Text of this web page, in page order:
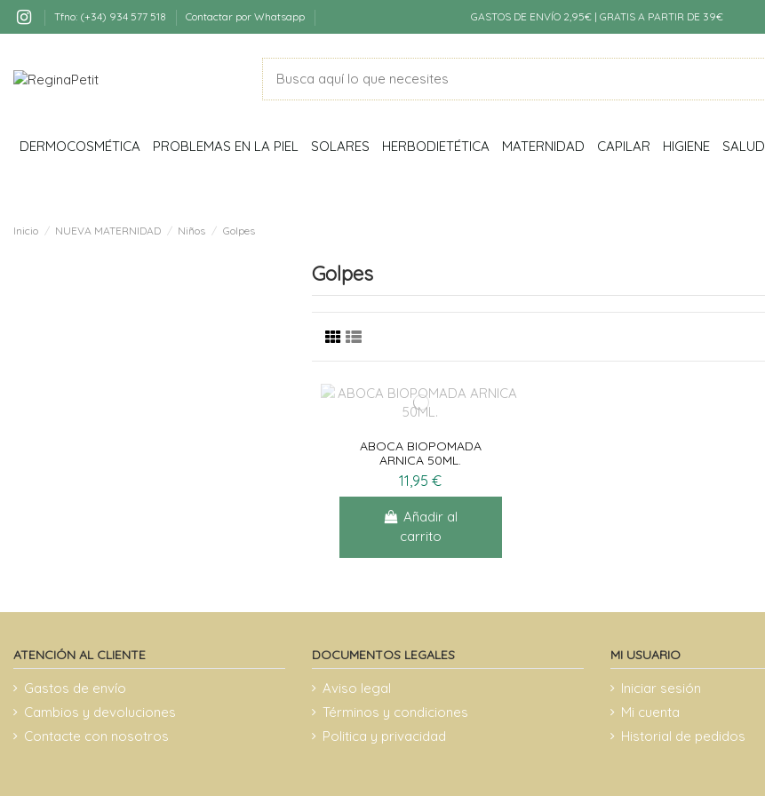
Tfno: (+34) 934 577 518 Contactar por Whatsapp GASTOS DE ENVÍO 2,95€ | GRATIS A PARTIR DE 39€
DERMOCOSMÉTICA PROBLEMAS EN LA PIEL SOLARES HERBODIETÉTICA MATERNIDAD CAPILAR HIGIENE SALUD
Inicio NUEVA MATERNIDAD Niños Golpes
Golpes
ABOCA BIOPOMADA
ARNICA 50ML.
11,95 €
Añadir al
carrito
ATENCIÓN AL CLIENTE
Gastos de envío
Cambios y devoluciones
Contacte con nosotros
DOCUMENTOS LEGALES
Aviso legal
Términos y condiciones
Politica y privacidad
MI USUARIO
Iniciar sesión
Mi cuenta
Historial de pedidos